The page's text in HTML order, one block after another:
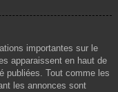
importantes sur le
apparaissent en haut de
publiées. Tout comme les
les annonces sont